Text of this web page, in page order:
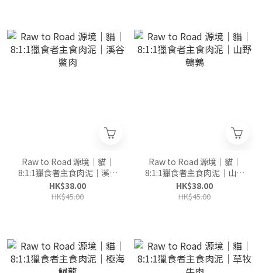
Raw to Road 源境｜貓｜
8:1:1獵食者主食肉泥｜溪谷
鱉肉
HK$38.00
HK$45.00
Raw to Road 源境｜貓｜
8:1:1獵食者主食肉泥｜山野
鵪鶉
HK$38.00
HK$45.00